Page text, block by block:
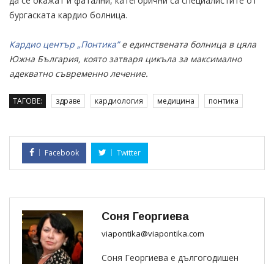
бургаската кардио болница.
Кардио център „Понтика”е единствената болница в цяла
Южна България, която затваря цикъла за максимално
адекватно съвременно лечение.
ТАГОВЕ: здраве кардиология медицина понтика
Facebook Twitter
Соня Георгиева
viapontika@viapontika.com
Соня Георгиева е дългогодишен